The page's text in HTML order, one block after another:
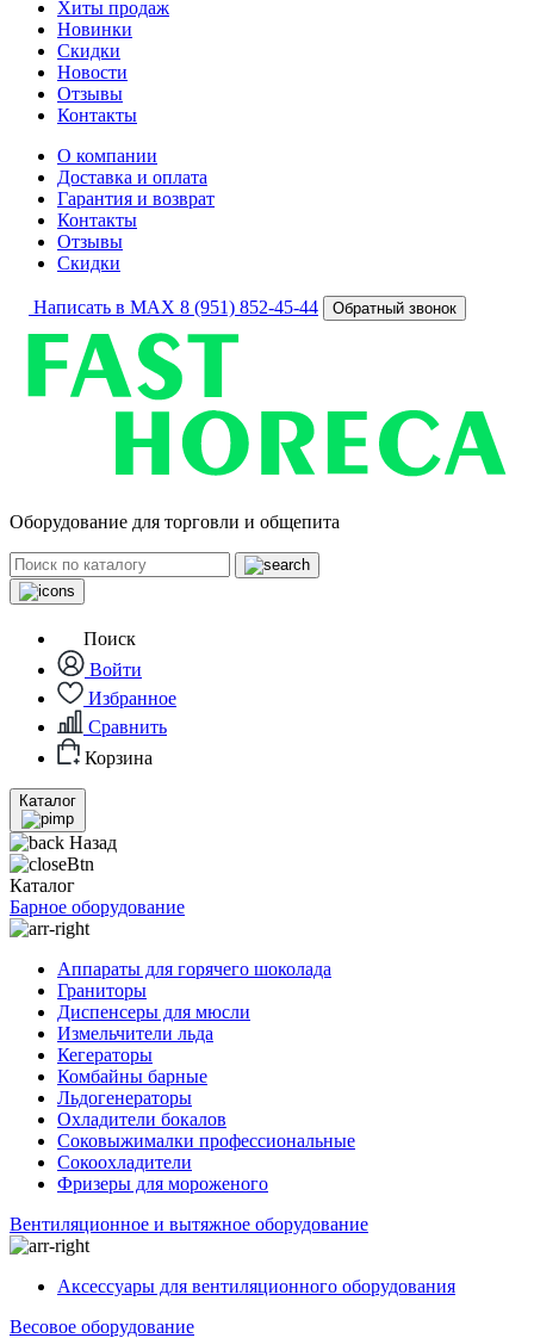
Хиты продаж
Новинки
Скидки
Новости
Отзывы
Контакты
О компании
Доставка и оплата
Гарантия и возврат
Контакты
Отзывы
Скидки
Написать в MAX 8 (951) 852-45-44 Обратный звонок
Оборудование для торговли и общепита
Поиск
Войти
Избранное
Сравнить
Корзина
Каталог
Назад
Каталог
Барное оборудование
Аппараты для горячего шоколада
Граниторы
Диспенсеры для мюсли
Измельчители льда
Кегераторы
Комбайны барные
Льдогенераторы
Охладители бокалов
Соковыжималки профессиональные
Сокоохладители
Фризеры для мороженого
Вентиляционное и вытяжное оборудование
Аксессуары для вентиляционного оборудования
Весовое оборудование